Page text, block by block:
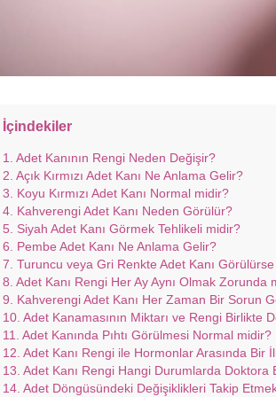
İçindekiler
Adet Kanının Rengi Neden Değişir?
Açık Kırmızı Adet Kanı Ne Anlama Gelir?
Koyu Kırmızı Adet Kanı Normal midir?
Kahverengi Adet Kanı Neden Görülür?
Siyah Adet Kanı Görmek Tehlikeli midir?
Pembe Adet Kanı Ne Anlama Gelir?
Turuncu veya Gri Renkte Adet Kanı Görülürse
Adet Kanı Rengi Her Ay Aynı Olmak Zorunda
Kahverengi Adet Kanı Her Zaman Bir Sorun
Adet Kanamasının Miktarı ve Rengi Birlikte
Adet Kanında Pıhtı Görülmesi Normal midir?
Adet Kanı Rengi ile Hormonlar Arasında Bir
Adet Kanı Rengi Hangi Durumlarda Doktora
Adet Döngüsündeki Değişiklikleri Takip